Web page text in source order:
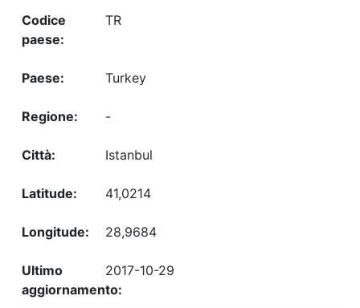
TR
Turkey
-
Istanbul
41,0214
28,9684
2017-10-29